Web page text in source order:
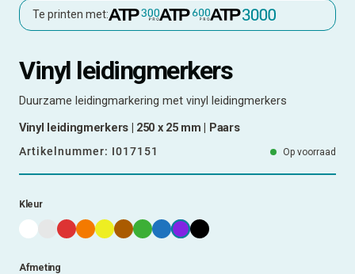
Te printen met:
Vinyl leidingmerkers
Duurzame leidingmarkering met vinyl leidingmerkers
Vinyl leidingmerkers | 250 x 25 mm | Paars
Artikelnummer: I017151 Op voorraad
Kleur
Afmeting